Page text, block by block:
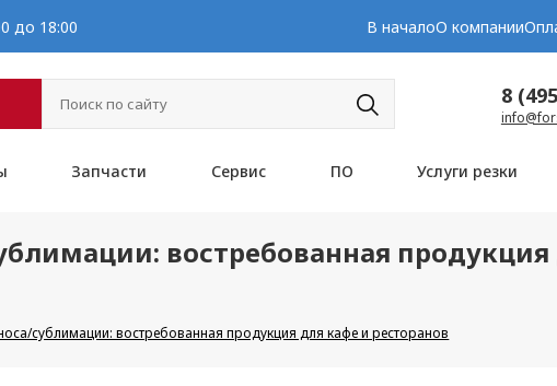
до 18:00 В началоО компании
8
Запчасти Сервис ПО Услуги резки
востребованная
сублимации: востребованная продукция для кафе и ресторанов